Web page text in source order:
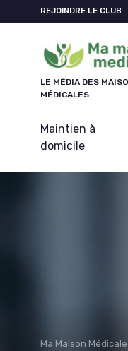
REJOINDRE LE CLUB
LE MÉDIA DES
MÉDICALES
Maintien à
domicile
Ma Maison Médicale
Panneau de gestion